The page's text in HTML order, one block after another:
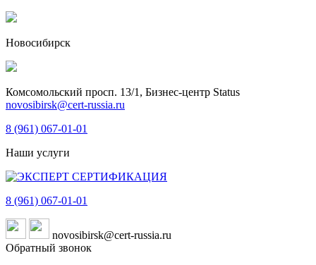
Новосибирск
Комсомольский просп. 13/1, Бизнес-центр Status
novosibirsk@cert-russia.ru
8 (961) 067-01-01
Наши услуги
8 (961) 067-01-01
novosibirsk@cert-russia.ru
Обратный звонок